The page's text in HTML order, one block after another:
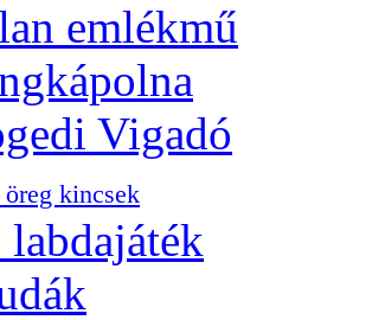
emlékmű
Vigadó
kincsek